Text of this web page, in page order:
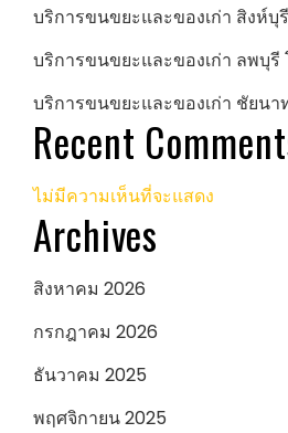
บริการขนขยะและของเก่า สิงห์
บริการขนขยะและของเก่า ลพบุ
บริการขนขยะและของเก่า ชัยน
Recent
ไม่มีความเห็นที่จะแสดง
Archives
สิงหาคม 2026
กรกฎาคม 2026
ธันวาคม 2025
พฤศจิกายน 2025